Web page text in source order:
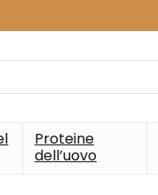
Proteine
dell’uovo